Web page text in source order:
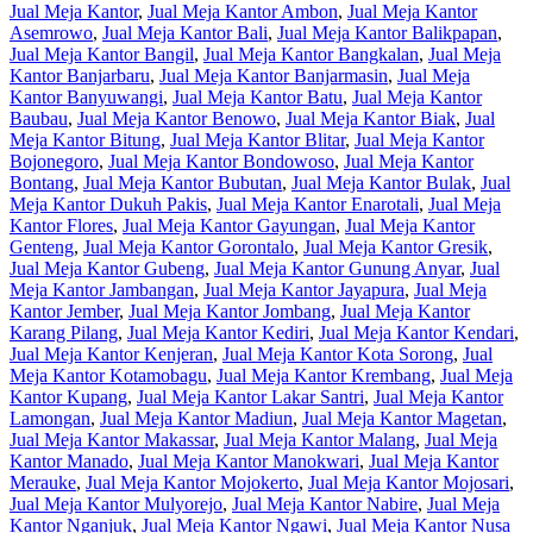
Jual Meja Kantor, Jual Meja Kantor Ambon, Jual Meja Kantor
Asemrowo, Jual Meja Kantor Bali, Jual Meja Kantor Balikpapan,
Jual Meja Kantor Bangil, Jual Meja Kantor Bangkalan, Jual Meja
Kantor Banjarbaru, Jual Meja Kantor Banjarmasin, Jual Meja
Kantor Banyuwangi, Jual Meja Kantor Batu, Jual Meja Kantor
Baubau, Jual Meja Kantor Benowo, Jual Meja Kantor Biak, Jual
Meja Kantor Bitung, Jual Meja Kantor Blitar, Jual Meja Kantor
Bojonegoro, Jual Meja Kantor Bondowoso, Jual Meja Kantor
Bontang, Jual Meja Kantor Bubutan, Jual Meja Kantor Bulak, Jual
Meja Kantor Dukuh Pakis, Jual Meja Kantor Enarotali, Jual Meja
Kantor Flores, Jual Meja Kantor Gayungan, Jual Meja Kantor
Genteng, Jual Meja Kantor Gorontalo, Jual Meja Kantor Gresik,
Jual Meja Kantor Gubeng, Jual Meja Kantor Gunung Anyar, Jual
Meja Kantor Jambangan, Jual Meja Kantor Jayapura, Jual Meja
Kantor Jember, Jual Meja Kantor Jombang, Jual Meja Kantor
Karang Pilang, Jual Meja Kantor Kediri, Jual Meja Kantor Kendari,
Jual Meja Kantor Kenjeran, Jual Meja Kantor Kota Sorong, Jual
Meja Kantor Kotamobagu, Jual Meja Kantor Krembang, Jual Meja
Kantor Kupang, Jual Meja Kantor Lakar Santri, Jual Meja Kantor
Lamongan, Jual Meja Kantor Madiun, Jual Meja Kantor Magetan,
Jual Meja Kantor Makassar, Jual Meja Kantor Malang, Jual Meja
Kantor Manado, Jual Meja Kantor Manokwari, Jual Meja Kantor
Merauke, Jual Meja Kantor Mojokerto, Jual Meja Kantor Mojosari,
Jual Meja Kantor Mulyorejo, Jual Meja Kantor Nabire, Jual Meja
Kantor Nganjuk, Jual Meja Kantor Ngawi, Jual Meja Kantor Nusa